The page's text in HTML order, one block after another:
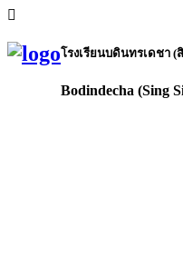
โรงเรียนบดินทรเดชา (
Bodindecha (Sing